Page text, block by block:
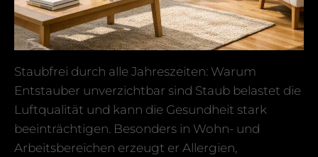
Staubfrei durch alle Jahreszeiten: Warum
Entstauber unverzichtbar sind Staub belastet die
Luftqualität und kann die Gesundheit stark
beeinträchtigen. Besonders in Wohn- und
Arbeitsbereichen erzeugt er Allergien,